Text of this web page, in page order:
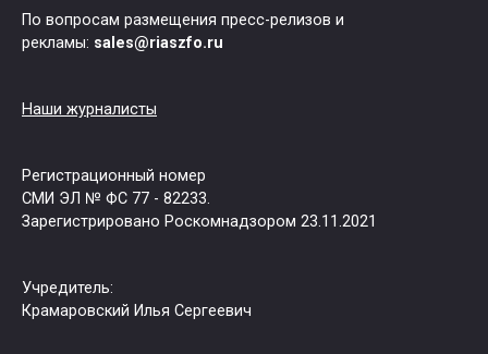
По вопросам размещения пресс-релизов и
рекламы: sales@riaszfo.ru
Наши журналисты
Регистрационный номер
СМИ ЭЛ № ФС 77 - 82233.
Зарегистрировано Роскомнадзором 23.11.2021
Учредитель:
Крамаровский Илья Сергеевич